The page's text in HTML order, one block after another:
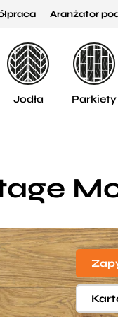
Aranżator
Jodła Parkiety